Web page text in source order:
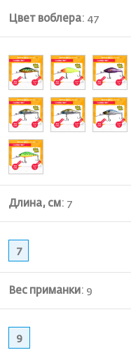
Цвет воблера: 47
Длина, см: 7
7
Вес приманки: 9
9